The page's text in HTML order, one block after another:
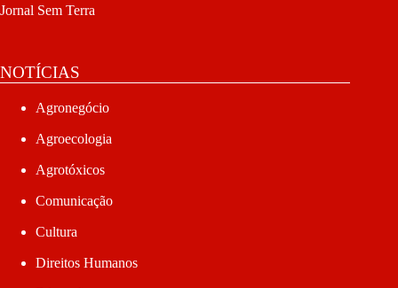
Jornal Sem Terra
NOTÍCIAS
Agronegócio
Agroecologia
Agrotóxicos
Comunicação
Cultura
Direitos Humanos